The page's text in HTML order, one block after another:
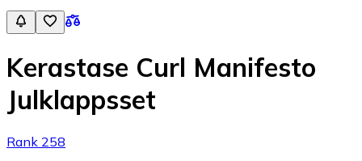
Kerastase Curl Manifesto
Julklappsset
Rank 258